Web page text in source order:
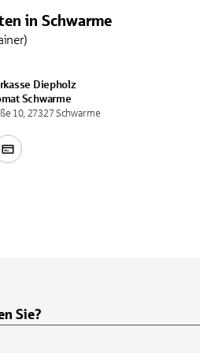
in Schwarme
Diepholz
Schwarme
10, 27327 Schwarme
Sie?